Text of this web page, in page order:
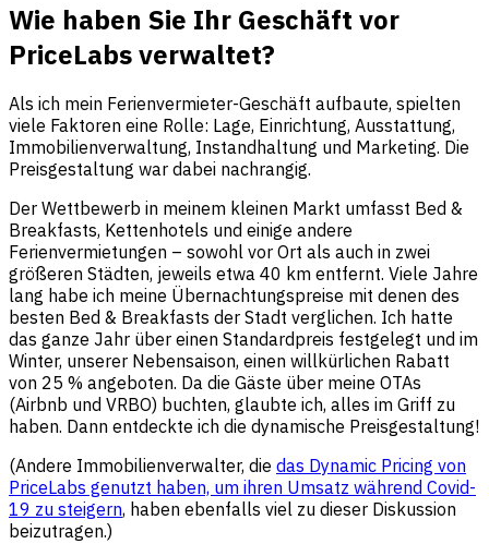
Wie haben Sie Ihr Geschäft vor
PriceLabs verwaltet?
Als ich mein Ferienvermieter-Geschäft aufbaute, spielten
viele Faktoren eine Rolle: Lage, Einrichtung, Ausstattung,
Immobilienverwaltung, Instandhaltung und Marketing. Die
Preisgestaltung war dabei nachrangig.
Der Wettbewerb in meinem kleinen Markt umfasst Bed &
Breakfasts, Kettenhotels und einige andere
Ferienvermietungen – sowohl vor Ort als auch in zwei
größeren Städten, jeweils etwa 40 km entfernt. Viele Jahre
lang habe ich meine Übernachtungspreise mit denen des
besten Bed & Breakfasts der Stadt verglichen. Ich hatte
das ganze Jahr über einen Standardpreis festgelegt und im
Winter, unserer Nebensaison, einen willkürlichen Rabatt
von 25 % angeboten. Da die Gäste über meine OTAs
(Airbnb und VRBO) buchten, glaubte ich, alles im Griff zu
haben. Dann entdeckte ich die dynamische Preisgestaltung!
(Andere Immobilienverwalter, die das Dynamic Pricing von
PriceLabs genutzt haben, um ihren Umsatz während Covid-
19 zu steigern, haben ebenfalls viel zu dieser Diskussion
beizutragen.)